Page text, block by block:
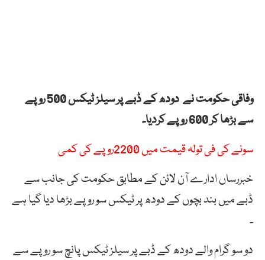
وفاقی حکومت نے دودھ کے ڈبے پر سیلز ٹیکس 500 روپے
سے بڑھا کر 600 روپے کردیا۔
سونے کی فی تولہ قیمت میں 2200روپے کی کمی
خبررساں ادارے آن لائن کے مطابق حکومت کی جانب سے
ڈبے میں بند بچوں کے دودھ پر ٹیکس سو روپے بڑھا دیا گیا ہے
۔
دو سو گرام والے دودھ کے ڈبے پر سیلز ٹیکس پانچ سو روپے سے